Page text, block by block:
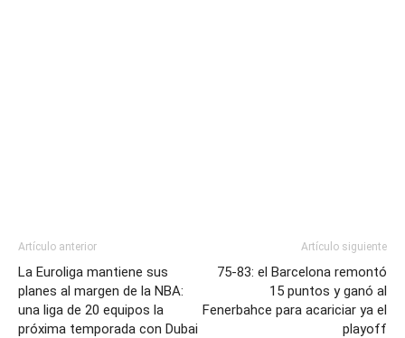
Artículo anterior
La Euroliga mantiene sus
planes al margen de la NBA:
una liga de 20 equipos la
próxima temporada con Dubai
Artículo siguiente
75-83: el Barcelona remontó
15 puntos y ganó al
Fenerbahce para acariciar ya el
playoff